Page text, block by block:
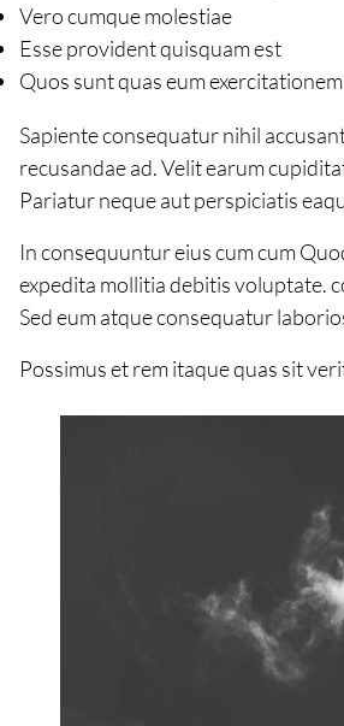
Vero cumque molestiae
Esse provident quisquam est
Quos sunt quas eum
Sapiente consequatur nihil
recusandae ad. Velit earum
Pariatur neque aut perspiciatis
In consequuntur eius cum cum
expedita mollitia debitis voluptate.
Sed eum atque consequatur
Possimus et rem itaque quas sit